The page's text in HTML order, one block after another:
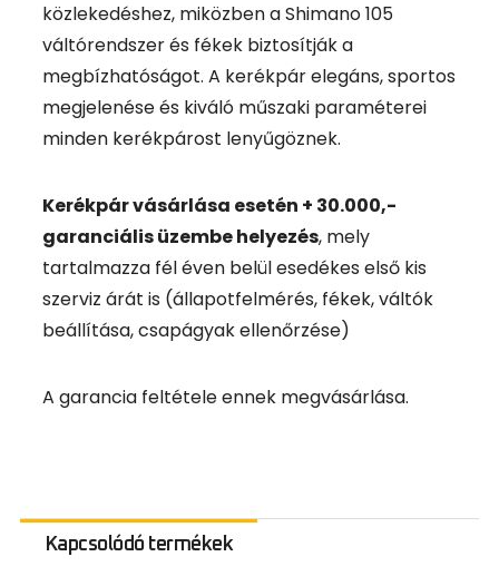
közlekedéshez, miközben a Shimano 105
váltórendszer és fékek biztosítják a
megbízhatóságot. A kerékpár elegáns, sportos
megjelenése és kiváló műszaki paraméterei
minden kerékpárost lenyűgöznek.
Kerékpár vásárlása esetén + 30.000,-
garanciális üzembe helyezés, mely
tartalmazza fél éven belül esedékes első kis
szerviz árát is (állapotfelmérés, fékek, váltók
beállítása, csapágyak ellenőrzése)
A garancia feltétele ennek megvásárlása.
Kapcsolódó termékek